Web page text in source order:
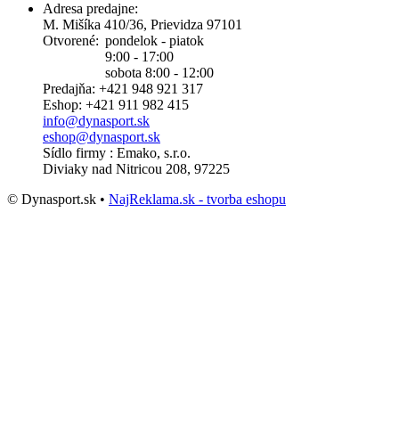
Adresa predajne:
M. Mišíka 410/36, Prievidza 97101
Otvorené: pondelok - piatok
9:00 - 17:00
sobota 8:00 - 12:00
Predajňa: +421 948 921 317
Eshop: +421 911 982 415
info@dynasport.sk
eshop@dynasport.sk
Sídlo firmy : Emako, s.r.o.
Diviaky nad Nitricou 208, 97225
© Dynasport.sk • NajReklama.sk - tvorba eshopu